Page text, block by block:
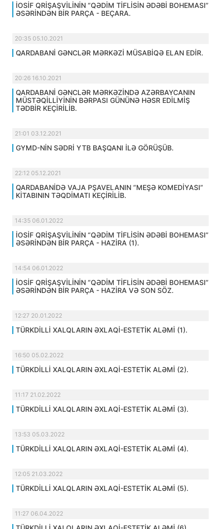
İOSİF QRİŞAŞVİLİNİN “QƏDİM TİFLİSİN ƏDƏBİ BOHEMASI”
ƏSƏRİNDƏN BİR PARÇA - BEÇARA.
20:35 05.10.2021
QARDABANİ GƏNCLƏR MƏRKƏZİ MÜSABİQƏ ELAN EDİR.
20:26 16.10.2021
QARDABANİ GƏNCLƏR MƏRKƏZİNDƏ AZƏRBAYCANIN
MÜSTƏQİLLİYİNİN BƏRPASI GÜNÜNƏ HƏSR EDİLMİŞ
TƏDBİR KEÇİRİLİB.
21:01 03.12.2021
GYMD-NİN SƏDRİ YTB BAŞQANI İLƏ GÖRÜŞÜB.
22:12 05.12.2021
QARDABANİDƏ VAJA PŞAVELANIN “MEŞƏ KOMEDİYASI”
KİTABININ TƏQDİMATI KEÇİRİLİB.
14:35 06.01.2022
İOSİF QRİŞAŞVİLİNİN “QƏDİM TİFLİSİN ƏDƏBİ BOHEMASI”
ƏSƏRİNDƏN BİR PARÇA - HAZİRA (1).
14:54 06.01.2022
İOSİF QRİŞAŞVİLİNİN “QƏDİM TİFLİSİN ƏDƏBİ BOHEMASI”
ƏSƏRİNDƏN BİR PARÇA - HAZİRA VƏ SON SÖZ.
12:27 20.01.2022
TÜRKDİLLİ XALQLARIN ƏXLAQİ-ESTETİK ALƏMİ (1).
16:50 05.02.2022
TÜRKDİLLİ XALQLARIN ƏXLAQİ-ESTETİK ALƏMİ (2).
11:17 21.02.2022
TÜRKDİLLİ XALQLARIN ƏXLAQİ-ESTETİK ALƏMİ (3).
13:53 05.03.2022
TÜRKDİLLİ XALQLARIN ƏXLAQİ-ESTETİK ALƏMİ (4).
12:05 21.03.2022
TÜRKDİLLİ XALQLARIN ƏXLAQİ-ESTETİK ALƏMİ (5).
11:27 06.04.2022